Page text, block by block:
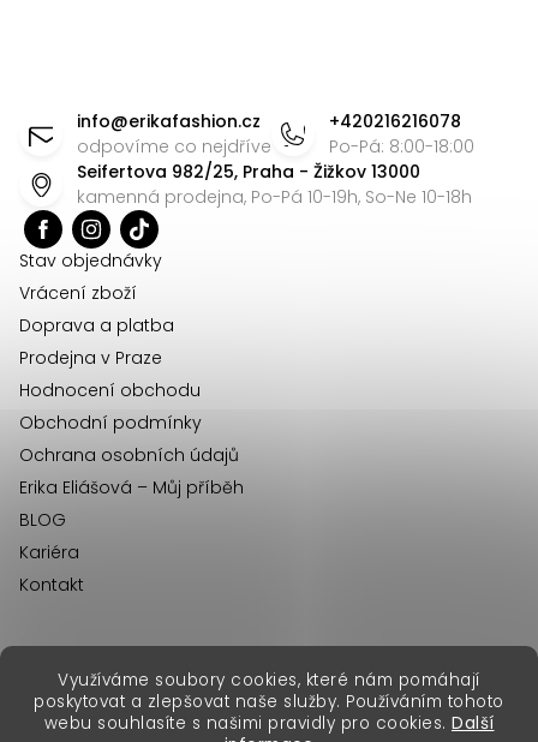
Využíváme soubory cookies, které nám pomáhají
poskytovat a zlepšovat naše služby. Používáním tohoto
webu souhlasíte s našimi pravidly pro cookies. Další
info@erikafashion.cz
odpovíme co nejdříve
+420216216078
Po-Pá: 8:00-18:00
Seifertova 982/25, Praha - Žižkov 13000
kamenná prodejna, Po-Pá 10-19h, So-Ne 10-18h
Stav objednávky
Vrácení zboží
Doprava a platba
Prodejna v Praze
Hodnocení obchodu
Obchodní podmínky
Ochrana osobních údajů
Erika Eliášová – Můj příběh
BLOG
Kariéra
Kontakt
Copyright 2026Erika Fashion. Všechna práva vyhrazena.
erikafashion.sk